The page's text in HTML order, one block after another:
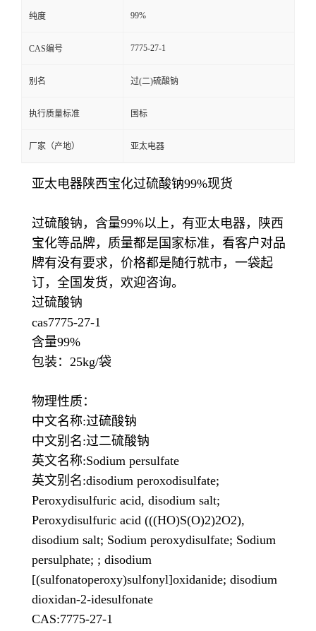
纯度 99%
CAS编号 7775-27-1
别名 过(二)硫酸钠
执行质量标准 国标
厂家（产地） 亚太电器
亚太电器陕西宝化过硫酸钠99%现货
过硫酸钠，含量99%以上，有亚太电器，陕西
宝化等品牌，质量都是国家标准，看客户对品
牌有没有要求，价格都是随行就市，一袋起
订，全国发货，欢迎咨询。
过硫酸钠
cas7775-27-1
含量99%
包装：25kg/袋
物理性质：
中文名称:过硫酸钠
中文别名:过二硫酸钠
英文名称:Sodium persulfate
英文别名:disodium peroxodisulfate;
Peroxydisulfuric acid, disodium salt;
Peroxydisulfuric acid (((HO)S(O)2)2O2),
disodium salt; Sodium peroxydisulfate; Sodium
persulphate; ; disodium
[(sulfonatoperoxy)sulfonyl]oxidanide; disodium
dioxidan-2-idesulfonate
CAS:7775-27-1